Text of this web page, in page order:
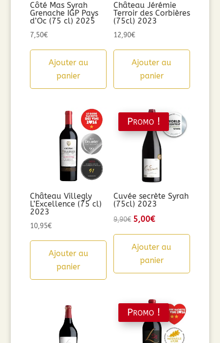
Côté Mas Syrah
Grenache IGP Pays
d’Oc (75 cl) 2025
7,50€
Ajouter au
panier
Château Jérémie
Terroir des Corbières
(75cl) 2023
12,90€
Ajouter au
panier
Château Villegly
L’Excellence (75 cl)
2023
10,95€
Ajouter au
panier
Promo !
Cuvée secrète Syrah
(75cl) 2023
9,90€ Le
initial
était :
5,00€Le
actuel
est :
Ajouter au
panier
Promo !